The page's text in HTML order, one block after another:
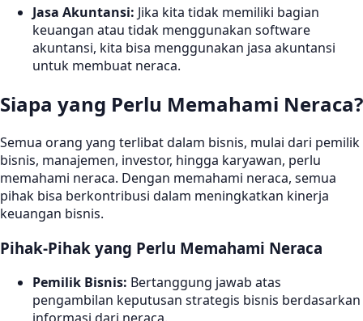
Jasa Akuntansi: Jika kita tidak memiliki bagian
keuangan atau tidak menggunakan software
akuntansi, kita bisa menggunakan jasa akuntansi
untuk membuat neraca.
Siapa yang Perlu Memahami Neraca?
Semua orang yang terlibat dalam bisnis, mulai dari pemilik
bisnis, manajemen, investor, hingga karyawan, perlu
memahami neraca. Dengan memahami neraca, semua
pihak bisa berkontribusi dalam meningkatkan kinerja
keuangan bisnis.
Pihak-Pihak yang Perlu Memahami Neraca
Pemilik Bisnis: Bertanggung jawab atas
pengambilan keputusan strategis bisnis berdasarkan
informasi dari neraca.